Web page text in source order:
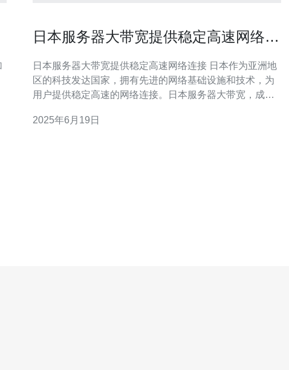
日本服务器大带宽提供稳定高速网络连
日本服务器大带宽提供稳定高速网络连接 日本作为亚洲地
区的科技发达国家，拥有先进的网络基础设施和技术，为
用户提供稳定高速的网络连接。日本服务器大带宽，成为
快速稳定的网络连接，无论是在互联网浏览、视频会议、
2025年6月19日